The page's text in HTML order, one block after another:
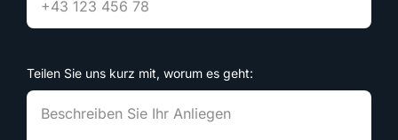
Teilen Sie uns kurz mit, worum es geht: